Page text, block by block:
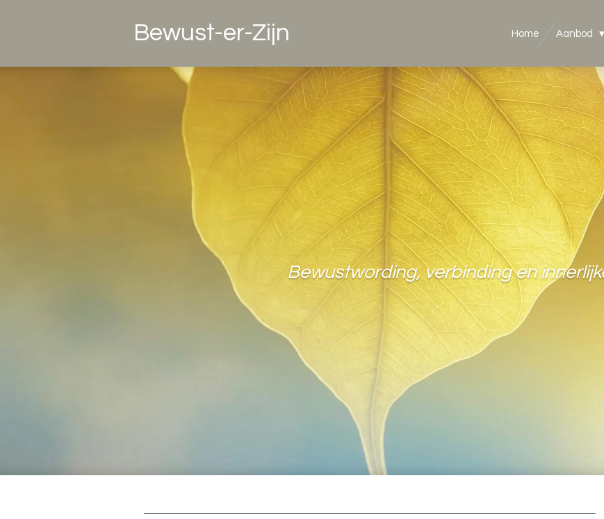
de
Bewust-er-Zijn Home Aanbod
Bewustwording, verbinding en